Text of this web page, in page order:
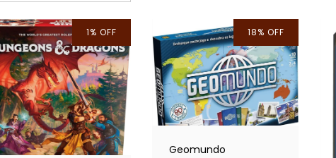
1% OFF 18% OFF
Geomundo